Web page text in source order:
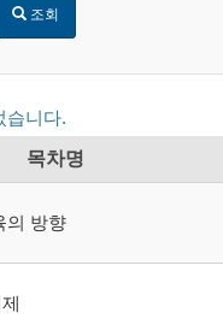
조회
습니다.
목차명
의 방향